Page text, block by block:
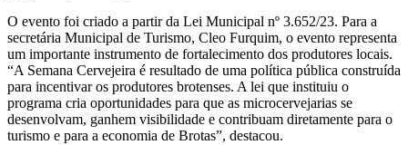
O evento foi criado a partir da Lei Municipal nº 3.652/23. Para a
secretária Municipal de Turismo, Cleo Furquim, o evento representa
um importante instrumento de fortalecimento dos produtores locais.
“A Semana Cervejeira é resultado de uma política pública construída
para incentivar os produtores brotenses. A lei que instituiu o
programa cria oportunidades para que as microcervejarias se
desenvolvam, ganhem visibilidade e contribuam diretamente para o
turismo e para a economia de Brotas”, destacou.